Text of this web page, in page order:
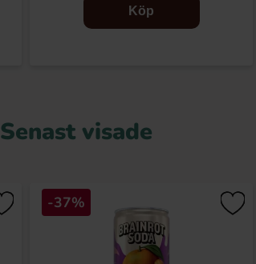
Köp
Senast visade
-37%